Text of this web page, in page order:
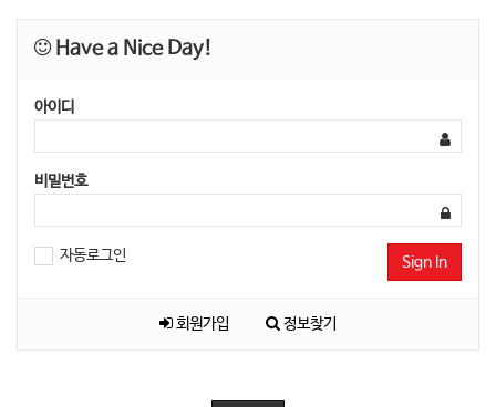
Have a Nice Day!
아이디
비밀번호
자동로그인 Sign In
회원가입 정보찾기